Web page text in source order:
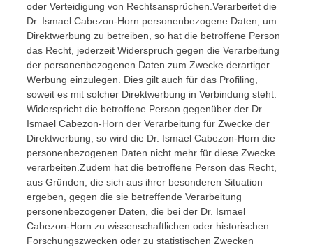
oder Verteidigung von Rechtsansprüchen.Verarbeitet die
Dr. Ismael Cabezon-Horn personenbezogene Daten, um
Direktwerbung zu betreiben, so hat die betroffene Person
das Recht, jederzeit Widerspruch gegen die Verarbeitung
der personenbezogenen Daten zum Zwecke derartiger
Werbung einzulegen. Dies gilt auch für das Profiling,
soweit es mit solcher Direktwerbung in Verbindung steht.
Widerspricht die betroffene Person gegenüber der Dr.
Ismael Cabezon-Horn der Verarbeitung für Zwecke der
Direktwerbung, so wird die Dr. Ismael Cabezon-Horn die
personenbezogenen Daten nicht mehr für diese Zwecke
verarbeiten.Zudem hat die betroffene Person das Recht,
aus Gründen, die sich aus ihrer besonderen Situation
ergeben, gegen die sie betreffende Verarbeitung
personenbezogener Daten, die bei der Dr. Ismael
Cabezon-Horn zu wissenschaftlichen oder historischen
Forschungszwecken oder zu statistischen Zwecken